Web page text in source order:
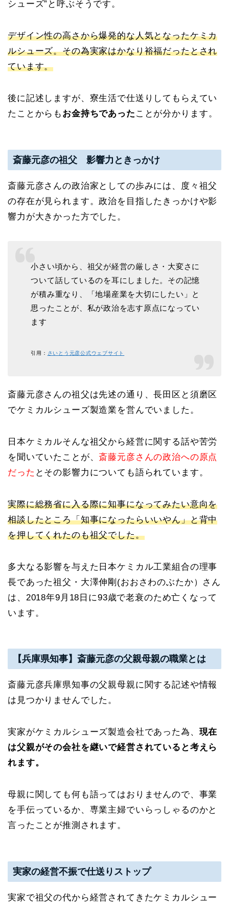
シューズ”と呼ぶそうです。
デザイン性の高さから爆発的な人気となったケミカ
ルシューズ。その為実家はかなり裕福だったとされ
ています。
後に記述しますが、寮生活で仕送りしてもらえてい
たことからも お金持ちであった ことが分かります。
斎藤元彦の祖父 影響力ときっかけ
斎藤元彦さんの政治家としての歩みには、度々祖父
の存在が見られます。政治を目指したきっかけや影
響力が大きかった方でした。
小さい頃から、祖父が経営の厳しさ・大変さに
ついて話しているのを耳にしました。その記憶
が積み重なり、「地場産業を大切にしたい」と
思ったことが、私が政治を志す原点になってい
ます
引用： さいとう元彦公式ウェブサイト
斎藤元彦さんの祖父は先述の通り、長田区と須磨区
でケミカルシューズ製造業を営んでいました。
日本ケミカルそんな祖父から経営に関する話や苦労
を聞いていたことが、 斎藤元彦さんの政治への原点
だった とその影響力についても語られています。
実際に総務省に入る際に知事になってみたい意向を
相談したところ「知事になったらいいやん」と背中
を押してくれたのも祖父でした。
多大なる影響を与えた日本ケミカル工業組合の理事
長であった祖父・大澤伸剛(おおさわのぶたか）さん
は、2018年9月18日に93歳で老衰のため亡くなって
います。
【兵庫県知事】斎藤元彦の父親母親の職業とは
斎藤元彦兵庫県知事の父親母親に関する記述や情報
は見つかりませんでした。
実家がケミカルシューズ製造会社であった為、 現在
は父親がその会社を継いで経営されていると考えら
れます。
母親に関しても何も語ってはおりませんので、事業
を手伝っているか、専業主婦でいらっしゃるのかと
言ったことが推測されます。
実家の経営不振で仕送りストップ
実家で祖父の代から経営されてきたケミカルシュー